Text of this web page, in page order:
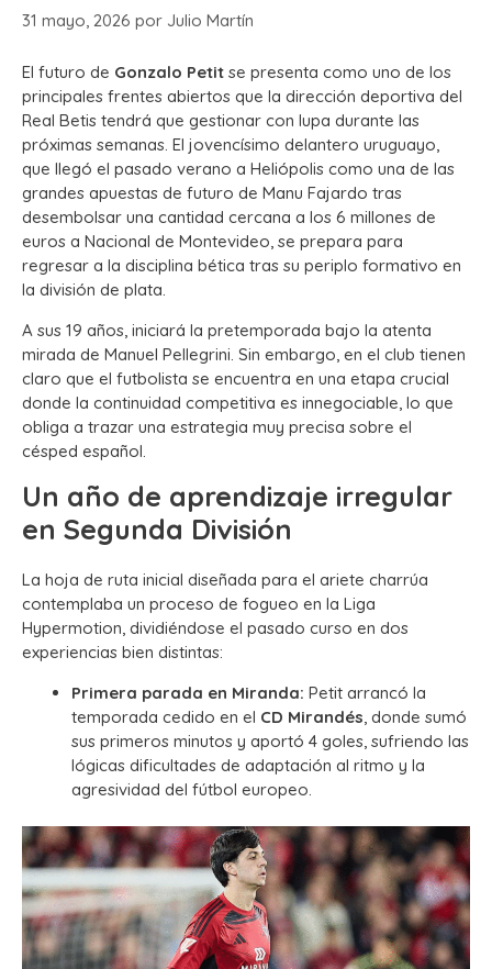
31 mayo, 2026 por Julio Martín
El futuro de Gonzalo Petit se presenta como uno de los
principales frentes abiertos que la dirección deportiva del
Real Betis tendrá que gestionar con lupa durante las
próximas semanas. El jovencísimo delantero uruguayo,
que llegó el pasado verano a Heliópolis como una de las
grandes apuestas de futuro de Manu Fajardo tras
desembolsar una cantidad cercana a los 6 millones de
euros a Nacional de Montevideo, se prepara para
regresar a la disciplina bética tras su periplo formativo en
la división de plata.
A sus 19 años, iniciará la pretemporada bajo la atenta
mirada de Manuel Pellegrini. Sin embargo, en el club tienen
claro que el futbolista se encuentra en una etapa crucial
donde la continuidad competitiva es innegociable, lo que
obliga a trazar una estrategia muy precisa sobre el
césped español.
Un año de aprendizaje irregular
en Segunda División
La hoja de ruta inicial diseñada para el ariete charrúa
contemplaba un proceso de fogueo en la Liga
Hypermotion, dividiéndose el pasado curso en dos
experiencias bien distintas:
Primera parada en Miranda: Petit arrancó la
temporada cedido en el CD Mirandés, donde sumó
sus primeros minutos y aportó 4 goles, sufriendo las
lógicas dificultades de adaptación al ritmo y la
agresividad del fútbol europeo.